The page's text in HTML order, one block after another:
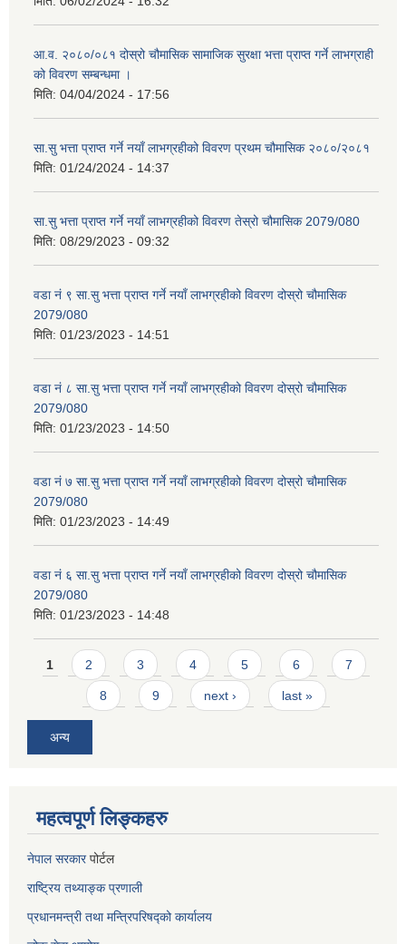
आ.व. २०८०/०८१ दोस्रो चौमासिक सामाजिक सुरक्षा भत्ता प्राप्त गर्ने लाभग्राही
को विवरण सम्बन्धमा ।
मिति: 04/04/2024 - 17:56
सा.सु भत्ता प्राप्त गर्ने नयाँ लाभग्रहीको विवरण प्रथम चौमासिक २०८०/२०८१
मिति: 01/24/2024 - 14:37
सा.सु भत्ता प्राप्त गर्ने नयाँ लाभग्रहीको विवरण तेस्रो चौमासिक 2079/080
मिति: 08/29/2023 - 09:32
वडा नं ९ सा.सु भत्ता प्राप्त गर्ने नयाँ लाभग्रहीको विवरण दोस्रो चौमासिक
2079/080
मिति: 01/23/2023 - 14:51
वडा नं ८ सा.सु भत्ता प्राप्त गर्ने नयाँ लाभग्रहीको विवरण दोस्रो चौमासिक
2079/080
मिति: 01/23/2023 - 14:50
वडा नं ७ सा.सु भत्ता प्राप्त गर्ने नयाँ लाभग्रहीको विवरण दोस्रो चौमासिक
2079/080
मिति: 01/23/2023 - 14:49
वडा नं ६ सा.सु भत्ता प्राप्त गर्ने नयाँ लाभग्रहीको विवरण दोस्रो चौमासिक
2079/080
मिति: 01/23/2023 - 14:48
Pages
1 2 3 4 5 6 7
8 9 next › last »
अन्य
महत्वपूर्ण लिङ्कहरु
नेपाल सरकारपोर्टल
राष्ट्रिय तथ्याङ्क प्रणाली
प्रधानमन्त्री तथा मन्त्रिपरिषद्को कार्यालय